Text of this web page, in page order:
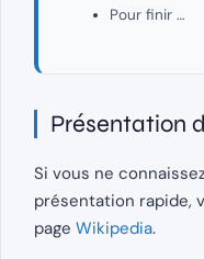
Pour finir …
Présentation
Si vous ne
présentation rapide,
page Wikipedia.